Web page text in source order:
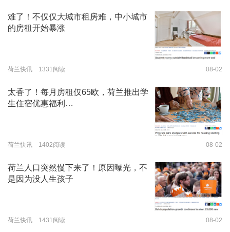
难了！不仅仅大城市租房难，中小城市
的房租开始暴涨
荷兰快讯 1331阅读 08-02
太香了！每月房租仅65欧，荷兰推出学
生住宿优惠福利…
荷兰快讯 1402阅读 08-02
荷兰人口突然慢下来了！原因曝光，不
是因为没人生孩子
荷兰快讯 1431阅读 08-02